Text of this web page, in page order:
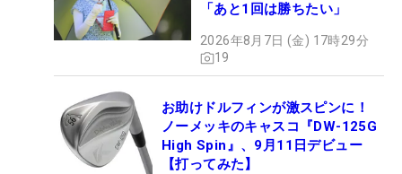
「あと1回は勝ちたい」
2026年8月7日 (金) 17時29分
19
お助けドルフィンが激スピンに！
ノーメッキのキャスコ『DW-125G
High Spin』、9月11日デビュー
【打ってみた】